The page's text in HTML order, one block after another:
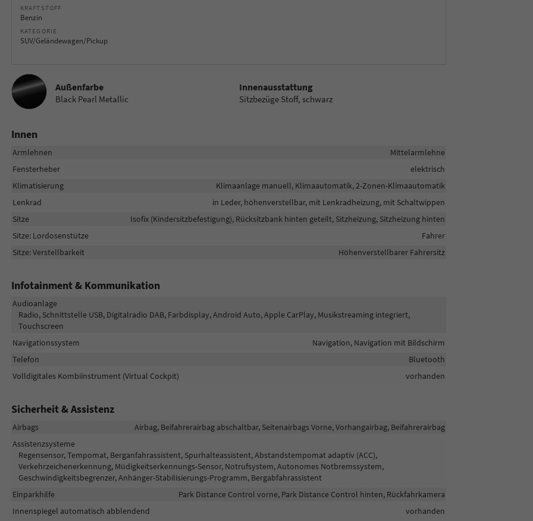
KRAFTSTOFF
Benzin
KATEGORIE
SUV/Geländewagen/Pickup
Außenfarbe
Black Pearl Metallic
Innenausstattung
Sitzbezüge Stoff, schwarz
Innen
Armlehnen
Mittelarmlehne
Fensterheber
elektrisch
Klimatisierung
Klimaanlage manuell, Klimaautomatik, 2-Zonen-Klimaautomatik
Lenkrad
in Leder, höhenverstellbar, mit Lenkradheizung, mit Schaltwippen
Sitze
Isofix (Kindersitzbefestigung), Rücksitzbank hinten geteilt, Sitzheizung, Sitzheizung hinten
Sitze: Lordosenstütze
Fahrer
Sitze: Verstellbarkeit
Höhenverstellbarer Fahrersitz
Infotainment & Kommunikation
Audioanlage
Radio, Schnittstelle USB, Digitalradio DAB, Farbdisplay, Android Auto, Apple CarPlay, Musikstreaming integriert,
Touchscreen
Navigationssystem
Navigation, Navigation mit Bildschirm
Telefon
Bluetooth
Volldigitales Kombiinstrument (Virtual Cockpit)
vorhanden
Sicherheit & Assistenz
Airbags
Airbag, Beifahrerairbag abschaltbar, Seitenairbags Vorne, Vorhangairbag, Beifahrerairbag
Assistenzsysteme
Regensensor, Tempomat, Berganfahrassistent, Spurhalteassistent, Abstandstempomat adaptiv (ACC),
Verkehrzeichenerkennung, Müdigkeitserkennungs-Sensor, Notrufsystem, Autonomes Notbremssystem,
Geschwindigkeitsbegrenzer, Anhänger-Stabilisierungs-Programm, Bergabfahrassistent
Einparkhilfe
Park Distance Control vorne, Park Distance Control hinten, Rückfahrkamera
Innenspiegel automatisch abblendend
vorhanden